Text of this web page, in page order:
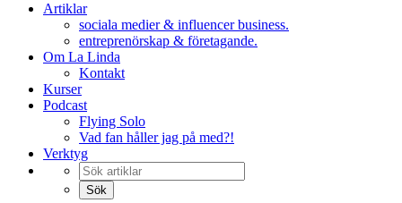
Artiklar
sociala medier & influencer business.
entreprenörskap & företagande.
Om La Linda
Kontakt
Kurser
Podcast
Flying Solo
Vad fan håller jag på med?!
Verktyg